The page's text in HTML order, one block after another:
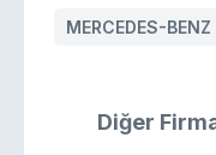
MERCEDES-BENZ
Diğer